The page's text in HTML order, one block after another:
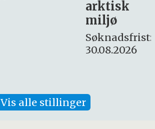
Søknadsfrist:
16. august.
Vis alle stillinger